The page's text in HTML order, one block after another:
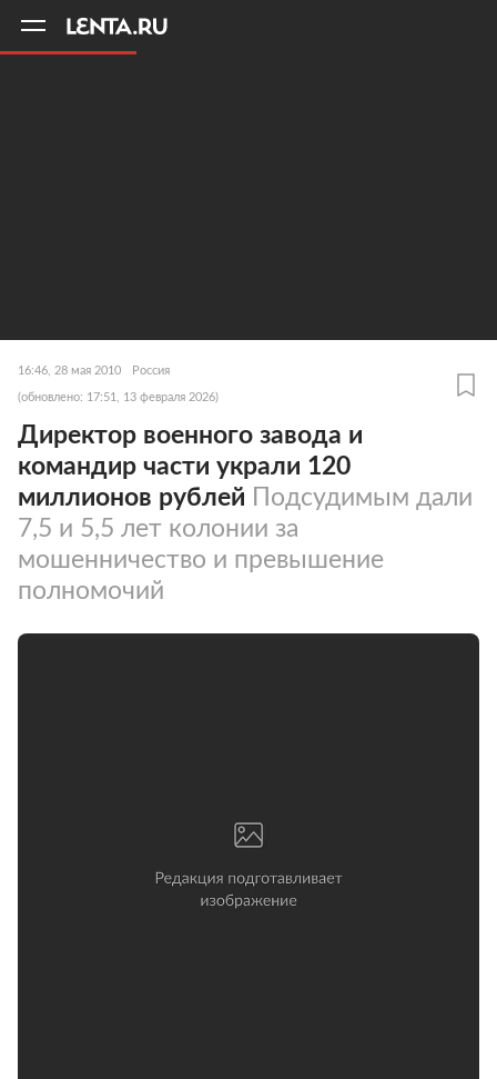
16:46, 28 мая 2010 Россия
(обновлено: 17:51, 13 февраля 2026)
Директор военного завода и
командир части украли 120
миллионов рублей Подсудимым дали
7,5 и 5,5 лет колонии за
мошенничество и превышение
полномочий